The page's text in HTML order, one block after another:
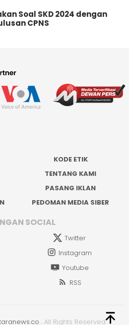
Soal SKD 2024 dengan
CPNS
KODE ETIK
TENTANG KAMI
PASANG IKLAN
PEDOMAN MEDIA SIBER
SOCIAL
Twitter
Instagram
Youtube
RSS
. All Rights Reserved